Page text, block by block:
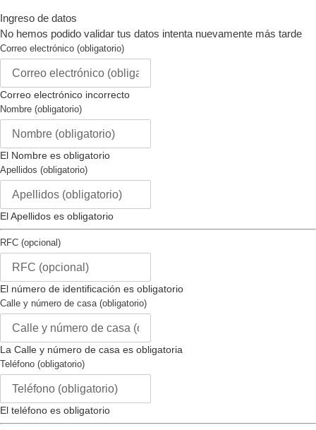
Color Luminoso: blanco
Material Luminoso :
Movimiento
Hecho en Suiza :
no
Vendedor Movimiento :
Calibre Movimiento :
Movimiento Joyas :
Material del la Correa :
Color de la Correa :
Largo de la Correa (mm) :
Tamaño de la Correa (mm) :
Tipo de Hebilla :
Intercambiable :
Tipo de Cierre :
si
usas
un
dispositivo
móvil
Ingreso de datos
No hemos podido validar tus datos intenta nuevamente más tarde
Correo electrónico (obligatorio)
Correo electrónico incorrecto
Nombre (obligatorio)
El Nombre es obligatorio
Apellidos (obligatorio)
El Apellidos es obligatorio
RFC (opcional)
El número de identificación es obligatorio
Calle y número de casa (obligatorio)
La Calle y número de casa es obligatoria
Teléfono (obligatorio)
El teléfono es obligatorio